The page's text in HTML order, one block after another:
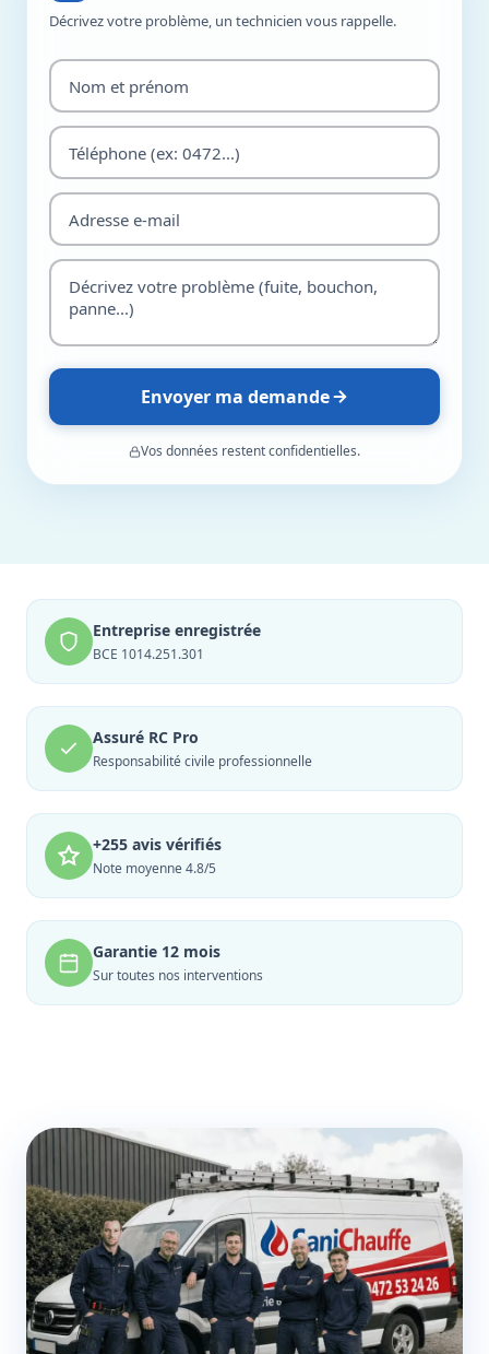
Décrivez votre problème, un technicien vous rappelle.
Envoyer ma demande
Vos données restent confidentielles.
Entreprise enregistrée
BCE 1014.251.301
Assuré RC Pro
Responsabilité civile professionnelle
+255 avis vérifiés
Note moyenne 4.8/5
Garantie 12 mois
Sur toutes nos interventions